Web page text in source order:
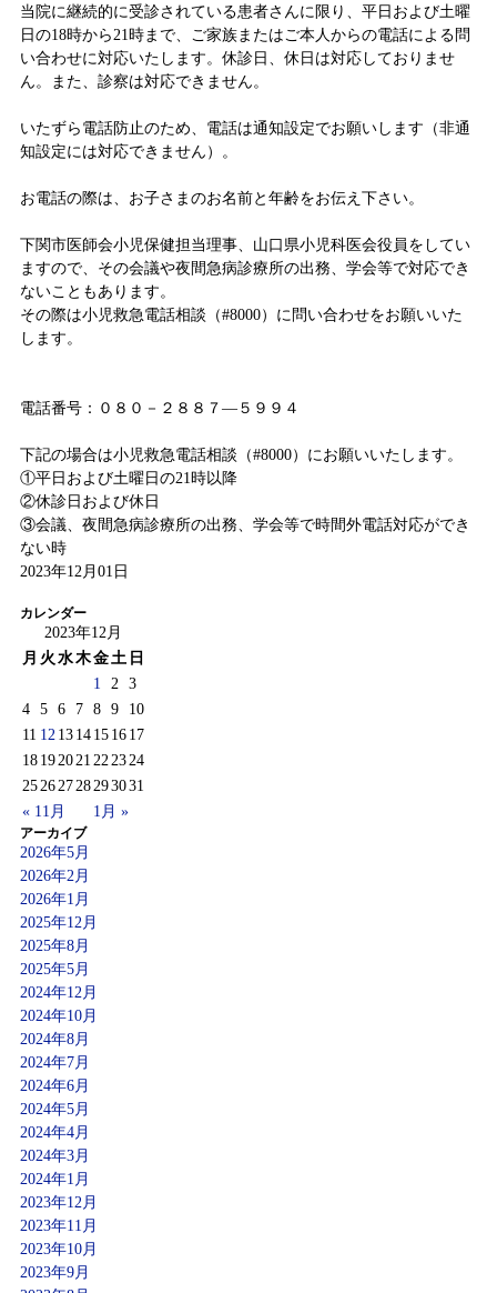
当院に継続的に受診されている患者さんに限り、平日および土曜
日の18時から21時まで、ご家族またはご本人からの電話による問
い合わせに対応いたします。休診日、休日は対応しておりませ
ん。また、診察は対応できません。
いたずら電話防止のため、電話は通知設定でお願いします（非通
知設定には対応できません）。
お電話の際は、お子さまのお名前と年齢をお伝え下さい。
下関市医師会小児保健担当理事、山口県小児科医会役員をしてい
ますので、その会議や夜間急病診療所の出務、学会等で対応でき
ないこともあります。
その際は小児救急電話相談（#8000）に問い合わせをお願いいた
します。
電話番号：０８０－２８８７―５９９４
下記の場合は小児救急電話相談（#8000）にお願いいたします。
①平日および土曜日の21時以降
②休診日および休日
③会議、夜間急病診療所の出務、学会等で時間外電話対応ができ
ない時
2023年12月01日
カレンダー
2023年12月
月 火 水木金土 日
« 11月 1月 »
1 2
3
4
5 6 7 8 9
10
11 12 13 14 15 16 17
18 192021 222324
25262728293031
アーカイブ
2026年5月
2026年2月
2026年1月
2025年12月
2025年8月
2025年5月
2024年12月
2024年10月
2024年8月
2024年7月
2024年6月
2024年5月
2024年4月
2024年3月
2024年1月
2023年12月
2023年11月
2023年10月
2023年9月